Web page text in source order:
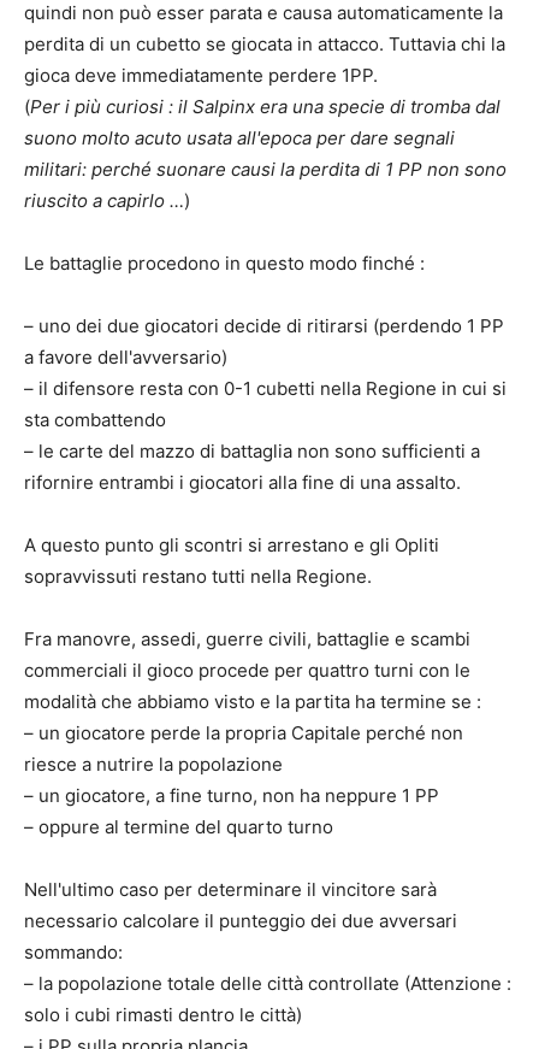
quindi non può esser parata e causa automaticamente la
perdita di un cubetto se giocata in attacco. Tuttavia chi la
gioca deve immediatamente perdere 1PP.
(Per i più curiosi : il Salpinx era una specie di tromba dal
suono molto acuto usata all'epoca per dare segnali
militari: perché suonare causi la perdita di 1 PP non sono
riuscito a capirlo …)
Le battaglie procedono in questo modo finché :
– uno dei due giocatori decide di ritirarsi (perdendo 1 PP
a favore dell'avversario)
– il difensore resta con 0-1 cubetti nella Regione in cui si
sta combattendo
– le carte del mazzo di battaglia non sono sufficienti a
rifornire entrambi i giocatori alla fine di una assalto.
A questo punto gli scontri si arrestano e gli Opliti
sopravvissuti restano tutti nella Regione.
Fra manovre, assedi, guerre civili, battaglie e scambi
commerciali il gioco procede per quattro turni con le
modalità che abbiamo visto e la partita ha termine se :
– un giocatore perde la propria Capitale perché non
riesce a nutrire la popolazione
– un giocatore, a fine turno, non ha neppure 1 PP
– oppure al termine del quarto turno
Nell'ultimo caso per determinare il vincitore sarà
necessario calcolare il punteggio dei due avversari
sommando:
– la popolazione totale delle città controllate (Attenzione :
solo i cubi rimasti dentro le città)